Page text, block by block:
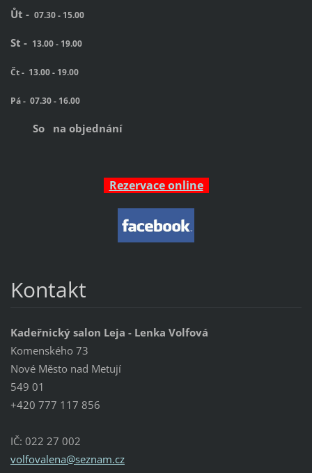
Ůt - 07.30 - 15.00
St - 13.00 - 19.00
Čt - 13.00 - 19.00
Pá - 07.30 - 16.00
So na objednání
Rezervace online
Kontakt
Kadeřnický salon Leja - Lenka Volfová
Komenského 73
Nové Město nad Metují
549 01
+420 777 117 856
IČ: 022 27 002
volfovalena@seznam.cz